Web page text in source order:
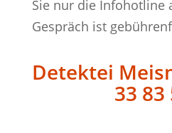
Sie nur die Infohotline
Gespräch ist
Detektei
33 83